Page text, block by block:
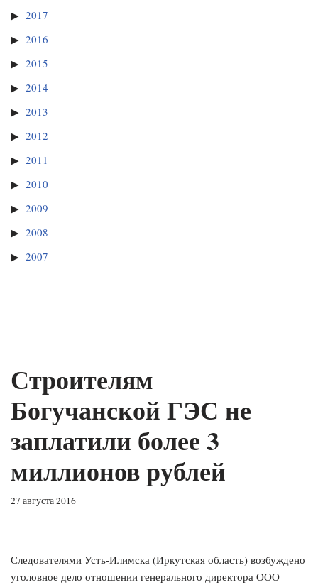
2017
2016
2015
2014
2013
2012
2011
2010
2009
2008
2007
Строителям
Богучанской ГЭС не
заплатили более 3
миллионов рублей
27 августа 2016
Следователями Усть-Илимска (Иркутская область) возбуждено
уголовное дело отношении генерального директора ООО